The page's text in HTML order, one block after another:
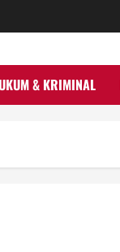
& KRIMINAL